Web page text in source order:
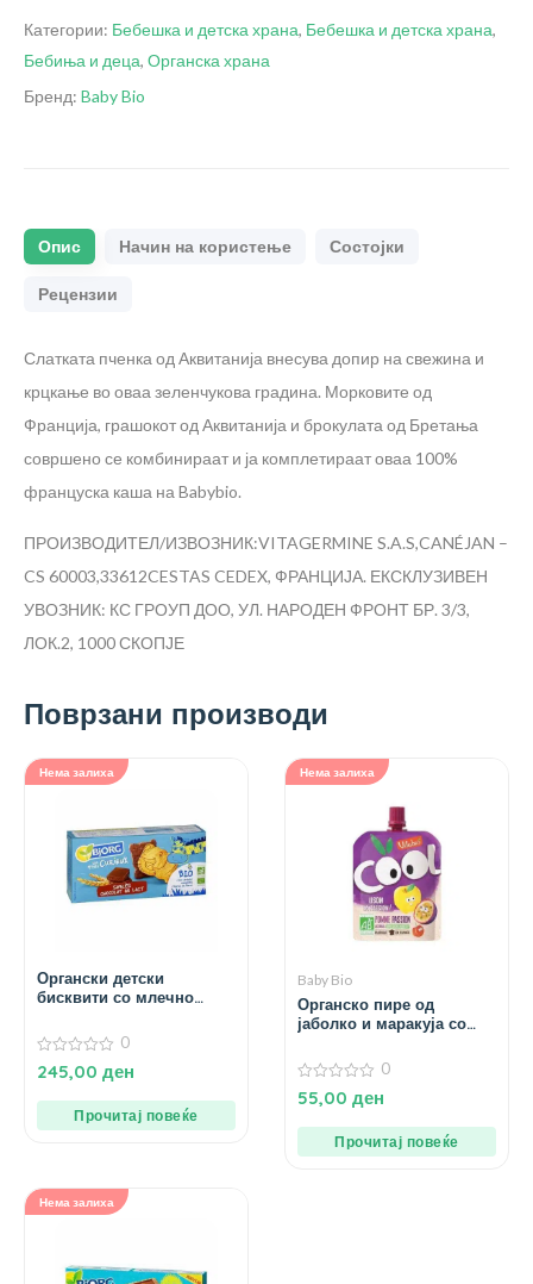
Категории: Бебешка и детска храна, Бебешка и детска храна,
Бебиња и деца, Органска храна
Бренд: Baby Bio
Опис Начин на користење Состојки
Рецензии
Слатката пченка од Аквитанија внесува допир на свежина и
крцкање во оваа зеленчукова градина. Морковите од
Франција, грашокот од Аквитанија и брокулата од Бретања
совршено се комбинираат и ја комплетираат оваа 100%
француска каша на Babybio.
ПРОИЗВОДИТЕЛ/ИЗВОЗНИК:VITAGERMINE S.A.S,CANÉJAN –
CS 60003,33612CESTAS CEDEX, ФРАНЦИЈА. ЕКСКЛУЗИВЕН
УВОЗНИК: КС ГРОУП ДОО, УЛ. НАРОДЕН ФРОНТ БР. 3/3,
ЛОК.2, 1000 СКОПЈЕ
Поврзани производи
Нема залиха
Органски детски
бисквити со млечно
0
од
0
245,00 ден
Прочитај повеќе
Нема залиха
Baby Bio
Органско пире од
јаболко и маракуја со
90 гр.
0
од
0
55,00 ден
Прочитај повеќе
Нема залиха